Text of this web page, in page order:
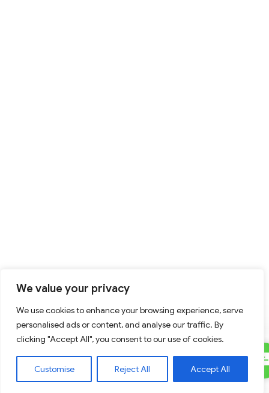
We value your privacy
We use cookies to enhance your browsing experience, serve
personalised ads or content, and analyse our traffic. By
clicking "Accept All", you consent to our use of cookies.
Customise Reject All Accept All